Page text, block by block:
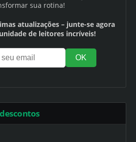
sua rotina!
atualizações – junte-se agora
de leitores incríveis!